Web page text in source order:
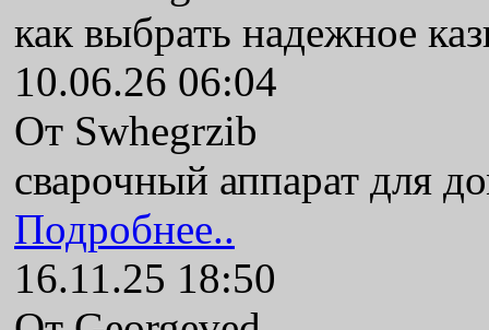
как выбрать надежное
10.06.26 06:04
От Swhegrzib
сварочный аппарат для
Подробнее..
16.11.25 18:50